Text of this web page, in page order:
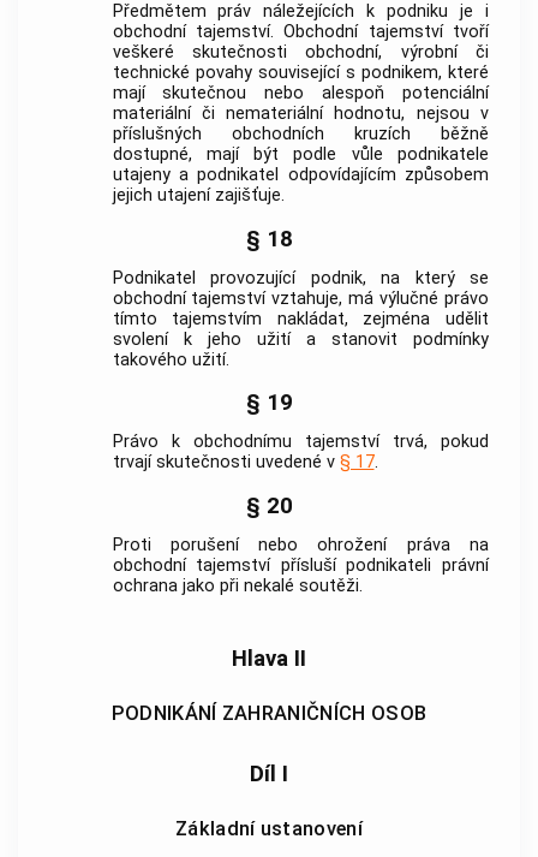
Předmětem práv náležejících kpodniku je i
obchodní tajemství. Obchodní tajemství tvoří
veškeré skutečnosti obchodní, výrobní či
technické povahy související s podnikem, které
mají skutečnou nebo alespoň potenciální
materiální či nemateriální hodnotu, nejsou v
příslušných obchodních kruzích běžně
dostupné, mají být podle vůle podnikatele
utajeny a podnikatel odpovídajícím způsobem
jejich utajení zajišťuje.
§ 18
Podnikatel provozující podnik, na který se
obchodní tajemství vztahuje, má výlučné právo
tímto tajemstvím nakládat, zejména udělit
svolení k jeho užití a stanovit podmínky
takového užití.
§ 19
Právo k obchodnímu tajemství trvá, pokud
trvají skutečnosti uvedené v § 17.
§ 20
Proti porušení nebo ohrožení práva na
obchodní tajemství přísluší podnikateli právní
ochrana jako při nekalé soutěži.
Hlava II
PODNIKÁNÍ ZAHRANIČNÍCH OSOB
Díl I
Základní ustanovení